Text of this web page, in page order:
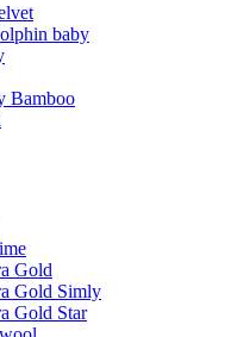
baby
Bamboo
Gold
Gold Simly
Gold Star